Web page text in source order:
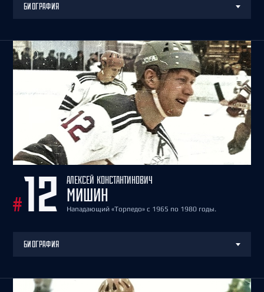
БИОГРАФИЯ
# 12 АЛЕКСЕЙ КОНСТАНТИНОВИЧ
МИШИН
Нападающий «Торпедо» с 1965 по 1980 годы.
БИОГРАФИЯ